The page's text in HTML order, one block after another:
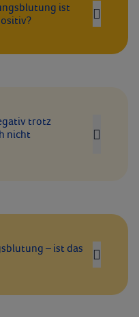
ist
trotz
nicht
– ist das